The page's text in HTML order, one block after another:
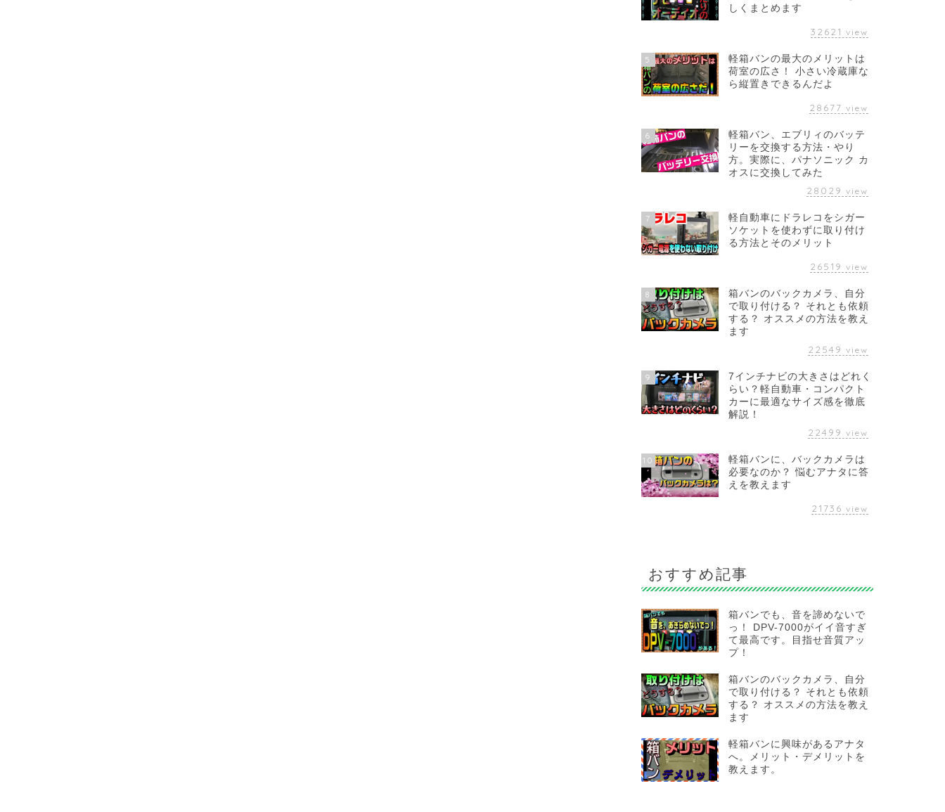
しくまとめます
32621 view
5
軽箱バンの最大のメリットは
荷室の広さ！ 小さい冷蔵庫な
ら縦置きできるんだよ
28677 view
6
軽箱バン、エブリィのバッテ
リーを交換する方法・やり
方。実際に、パナソニック カ
オスに交換してみた
28029 view
7
軽自動車にドラレコをシガー
ソケットを使わずに取り付け
る方法とそのメリット
26519 view
8
箱バンのバックカメラ、自分
で取り付ける？ それとも依頼
する？ オススメの方法を教え
ます
22549 view
9
7インチナビの大きさはどれく
らい？軽自動車・コンパクト
カーに最適なサイズ感を徹底
解説！
22499 view
10
軽箱バンに、バックカメラは
必要なのか？ 悩むアナタに答
えを教えます
21736 view
おすすめ記事
箱バンでも、音を諦めないで
っ！ DPV-7000がイイ音すぎ
て最高です。目指せ音質アッ
プ！
箱バンのバックカメラ、自分
で取り付ける？ それとも依頼
する？ オススメの方法を教え
ます
軽箱バンに興味があるアナタ
へ。メリット・デメリットを
教えます。